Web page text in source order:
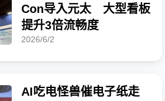
Con导入元太 大型看板
提升3倍流畅度
2026/6/2
AI吃电怪兽催电子纸走